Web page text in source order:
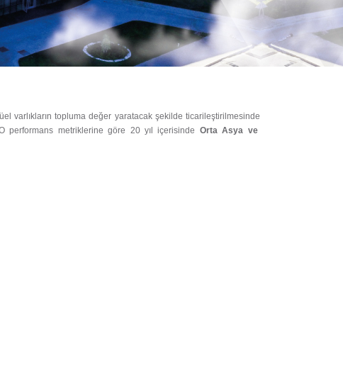
varlıkların topluma değer yaratacak şekilde ticarileştirilmesinde
performans metriklerine göre 20 yıl içerisinde Orta Asya ve